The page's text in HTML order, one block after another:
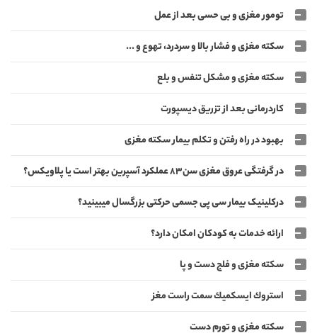
تومور مغزی و بی حسی بعد از عمل
سکته مغزی و فشار بالا و سردرد، تهوع و ...
سکته مغزی و مشکل تنفس و بلع
کاردرمانی بعد از تزریق دیسپورت
بهبود در راه رفتن و تکلم بیمار سکته مغزی
در گرفتگی عروق مغزی سن۸۳ عملکرد آسپرین بهتر است یا پلاویکس؟
درکلینیک بیمار سی پی جسمی حرکتی بزرگسال میبینید؟
ارائه خدمات به کودکان امکان دارد؟
سکته مغزی و فلج دست و پا
استروك ايسكميك سمت راست مغز
سکته مغزی و تورم دست